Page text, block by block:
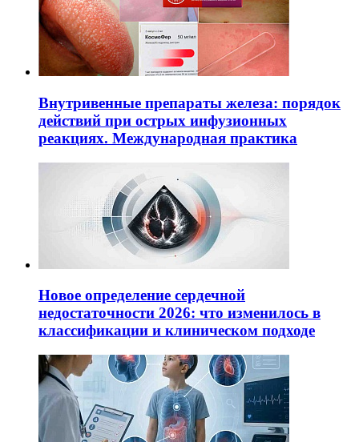
Внутривенные препараты железа: порядок
действий при острых инфузионных
реакциях. Международная практика
Новое определение сердечной
недостаточности 2026: что изменилось в
классификации и клиническом подходе